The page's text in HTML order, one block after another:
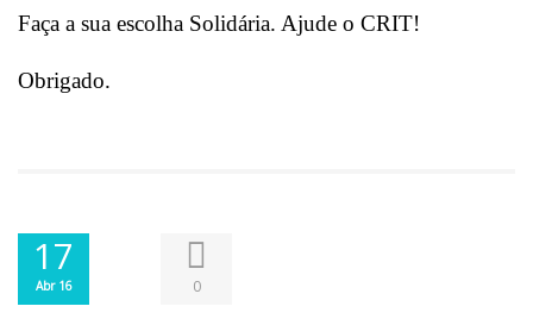
Faça a sua escolha Solidária. Ajude o CRIT!
Obrigado.
17
Abr 16 0